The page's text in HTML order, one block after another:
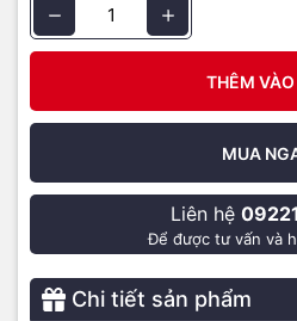
THÊM VÀO
MUA
Liên hệ
Để được tư vấn và
Chi tiết sản phẩm
từ các dịch vụ phát trực tuyến.
Camera iPad Pro M5
iPad Pro M5 mới được trang bị hệ
sống động, quay video sắc nét với
điều kiện thiếu sáng. Đèn flash True
thông minh, tự động nhận diện tài